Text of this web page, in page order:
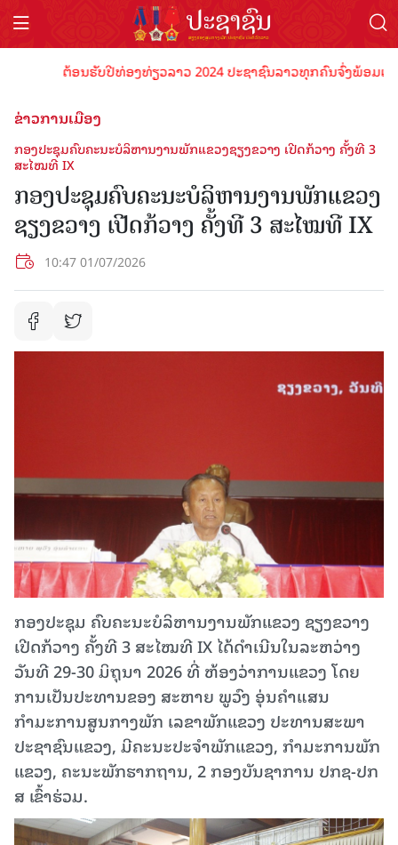
ຕ້ອນຮັບປີທ່ອງທ່ຽວລາວ 2024 ປະຊາຊົນລາວທຸກຄົນຈົ່ງພ້ອມເປັນ
ຂ່າວການເມືອງ
ກອງປະຊຸມຄົບຄະນະບໍລິຫານງານພັກແຂວງຊຽງຂວາງ ເປີດກ້ວາງ ຄັ້ງທີ 3
ສະໄໝທີ IX
ກອງປະຊຸມຄົບຄະນະບໍລິຫານງານພັກແຂວງ
ຊຽງຂວາງ ເປີດກ້ວາງ ຄັ້ງທີ 3 ສະໄໝທີ IX
10:47 01/07/2026
ກອງປະຊຸມ ຄົບຄະນະບໍລິຫານງານພັກແຂວງ ຊຽງ​ຂວາງ
ເປີດກ້ວາງ ຄັ້ງທີ 3 ສະໄໝທີ IX ໄດ້​ດຳ​ເນີນໃນລະ​ຫວ່າງ
ວັນທີ 29-30 ມິຖຸນາ 2026 ທີ່ ຫ້ອງວ່າການແຂວງ ໂດຍ
ການເປັນປະທານຂອງ ສະ​ຫາຍ ພູວົງ ອຸ່ນຄຳແສນ
ກຳມະການສູນກາງພັກ ເລຂາພັກແຂວງ ປະທານສະພາ
ປະຊາຊົນແຂວງ, ມີຄະນະປະຈຳພັກແຂວງ, ກຳມະການພັກ
ແຂວງ, ຄະນະພັກຮາກຖານ, 2 ກອງບັນຊາການ ປກ​ຊ-ປກ​
ສ ເຂົ້າຮ່ວມ.